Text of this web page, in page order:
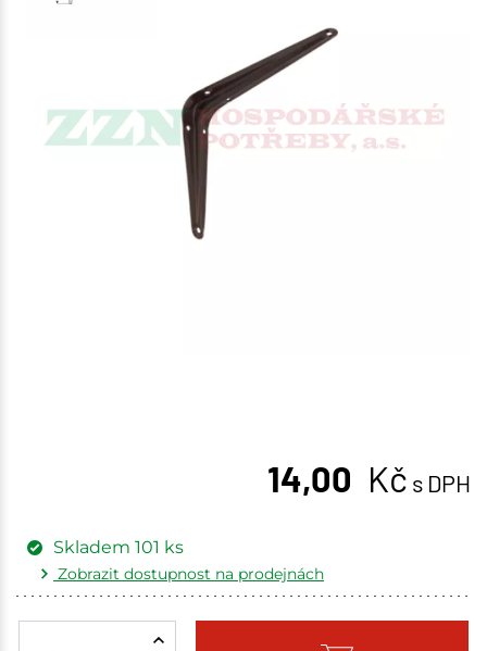
14,00 Kč s DPH
Skladem 101 ks
Zobrazit dostupnost na prodejnách